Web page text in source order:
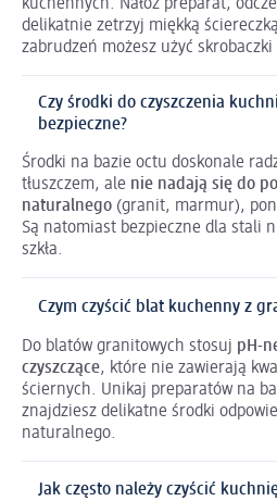
kuchennych. Nałóż preparat,
delikatnie zetrzyj miękką
zabrudzeń możesz użyć skrobaczki
Czy środki do czyszczenia
bezpieczne?
Środki na bazie octu doskonale
tłuszczem, ale nie nadają się do
naturalnego (granit, marmur),
Są natomiast bezpieczne dla stali
szkła.
Czym czyścić blat kuchenny z
Do blatów granitowych stosuj pH-
czyszczące, które nie zawierają
ściernych. Unikaj preparatów na
znajdziesz delikatne środki
naturalnego.
Jak często należy czyścić